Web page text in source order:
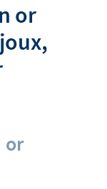
or
or